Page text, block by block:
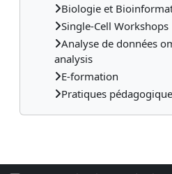
Biologie et
Single-Cell Workshops
Analyse de données
analysis
E-formation
Pratiques